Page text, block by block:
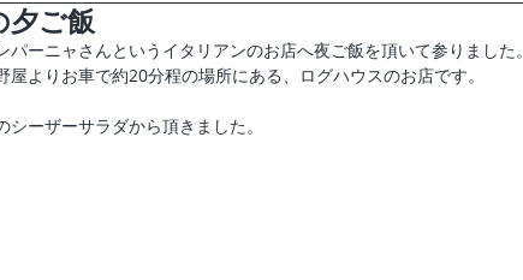
夕ご飯
パーニャさんというイタリアンのお店へ夜ご飯を頂いて参りました。
屋よりお車で約20分程の場所にある、ログハウスのお店です。
シーザーサラダから頂きました。